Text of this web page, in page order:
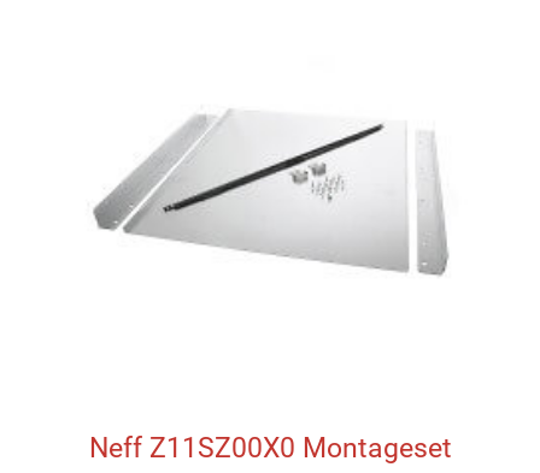
Neff Z11SZ00X0 Montageset